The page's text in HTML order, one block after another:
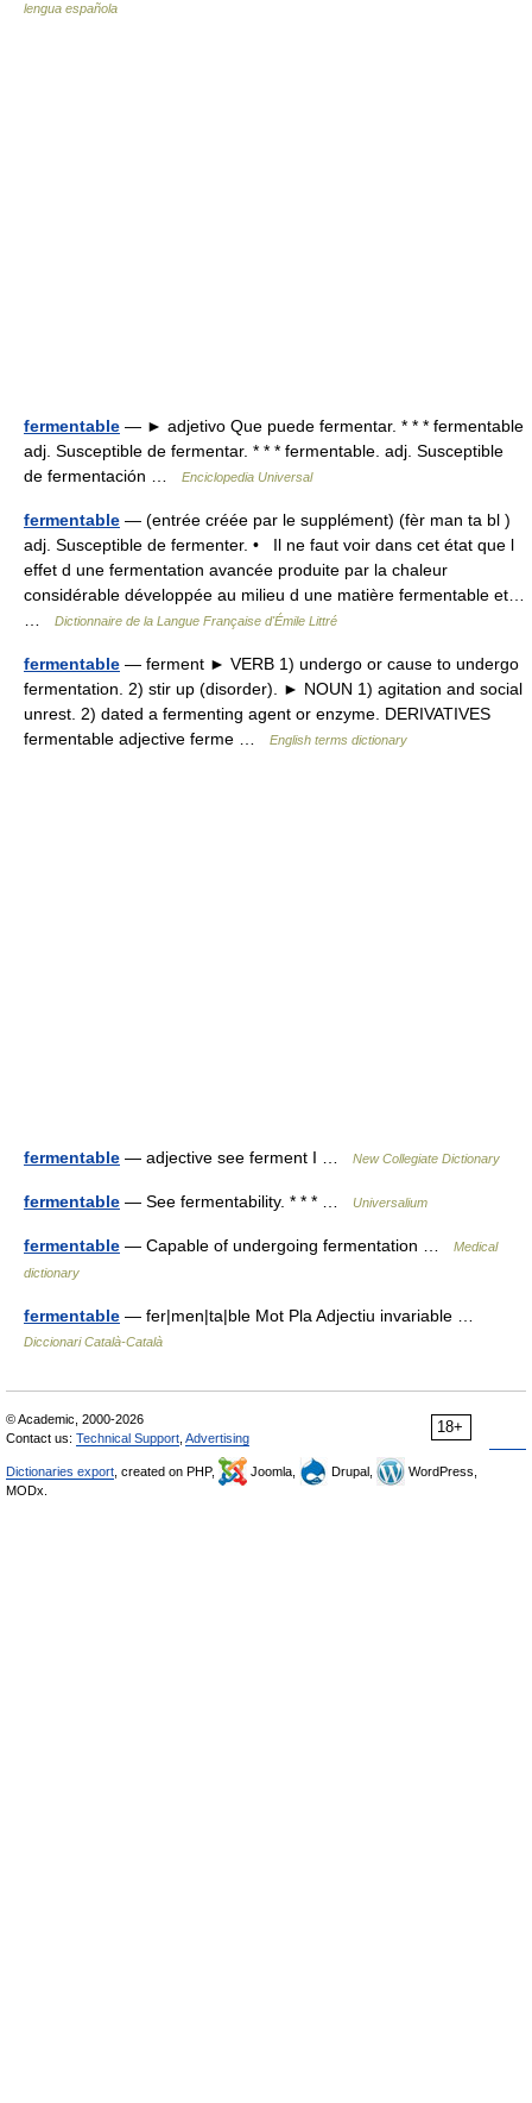
lengua española
fermentable — ► adjetivo Que puede fermentar. * * * fermentable
adj. Susceptible de fermentar. * * * fermentable. adj. Susceptible
de fermentación …
Enciclopedia Universal
fermentable — (entrée créée par le supplément) (fèr man ta bl )
adj. Susceptible de fermenter. • Il ne faut voir dans cet état que l
effet d une fermentation avancée produite par la chaleur
considérable développée au milieu d une matière fermentable et…
Dictionnaire de la Langue Française d'Émile Littré
fermentable — ferment ► VERB 1) undergo or cause to undergo
fermentation. 2) stir up (disorder). ► NOUN 1) agitation and social
unrest. 2) dated a fermenting agent or enzyme. DERIVATIVES
fermentable adjective ferme …
English terms dictionary
fermentable — adjective see ferment I … New Collegiate Dictionary
fermentable — See fermentability. * * * … Universalium
fermentable — Capable of undergoing fermentation …
Medical
dictionary
fermentable — fer|men|ta|ble Mot Pla Adjectiu invariable …
Diccionari Català-Català
18+
© Academic, 2000-2026
Contact us: Technical Support Advertising
Dictionaries export , created on PHP, Joomla, Drupal,
WordPress,
MODx.